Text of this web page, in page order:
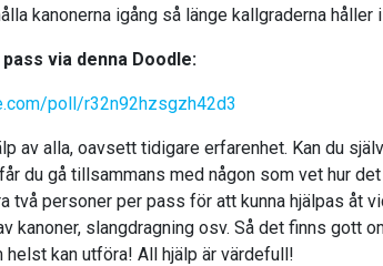
kanonerna igång så länge kallgraderna håller
via denna Doodle:
poll/r32n92hzsgzh42d3
av alla, oavsett tidigare erfarenhet. Kan du
du gå tillsammans med någon som vet hur
två personer per pass för att kunna hjälpas åt
kanoner, slangdragning osv. Så det finns gott
helst kan utföra! All hjälp är värdefull!